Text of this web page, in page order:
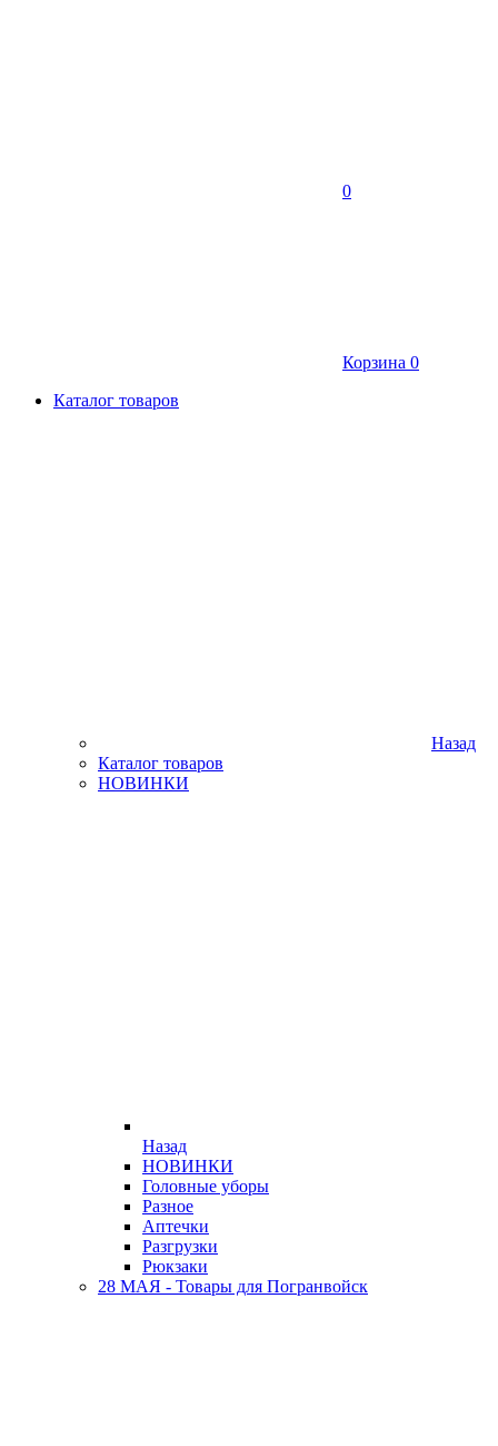
0
Корзина 0
Каталог товаров
Назад
Каталог товаров
НОВИНКИ
Назад
НОВИНКИ
Головные уборы
Разное
Аптечки
Разгрузки
Рюкзаки
28 МАЯ - Товары для Погранвойск